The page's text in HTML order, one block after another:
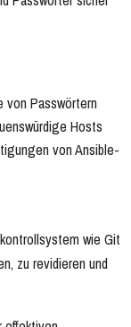
von Passwörtern
Hosts
von Ansible-
wie Git
zu revidieren und